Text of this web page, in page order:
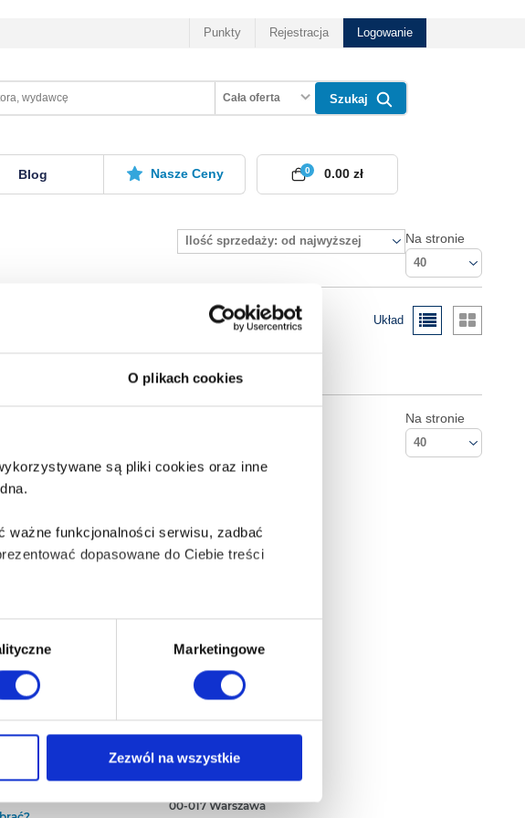
O plikach cookies
są pliki cookies oraz inne
ważne funkcjonalności serwisu, zadbać
dopasowane do Ciebie treści
serwisu - są także takie, które wymagają
Marketingowe
Zezwól na wszystkie
Punkty Rejestracja Logowanie
Cała oferta Szukaj
Blog Nasze Ceny 0
0.00 zł
Ilość sprzedaży: od najwyższej Na stronie
40
Układ
Na stronie
40
Empik S.A
00-017 Warszawa